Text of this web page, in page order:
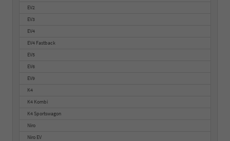
EV2
EV3
EV4
EV4 Fastback
EV5
EV6
EV9
K4
K4 Kombi
K4 Sportswagon
Niro
Niro EV